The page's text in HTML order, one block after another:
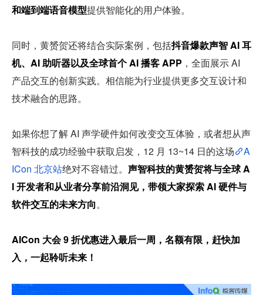
和端到端语音模型提供智能化的用户体验。
同时，黄赟贺还将结合实际案例，包括抖音爆款声智 AI 耳
机、AI 助听器以及全球首个 AI 播客 APP ，全面展示 AI
产品交互的创新实践。相信能为行业提供更多交互设计和
技术融合的思路。
如果你想了解 AI 声学硬件如何改变交互体验，或者想从声
智科技的成功经验中获取启发，12 月 13~14 日的这场
A
ICon 北京站绝对不容错过。 声智科技的黄赟贺将与全球 A
I 开发者和从业者分享前沿洞见，带领大家探索 AI 硬件与
软件交互的未来方向。
AICon 大会 9 折优惠进入最后一周，名额有限，赶快加
入，一起聆听未来！